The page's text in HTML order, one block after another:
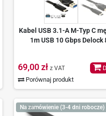
Kabel USB 3.1-A M-Typ C
1m USB 10 Gbps Delock
69,00 zł z VAT
Porównaj produkt
Na zamówienie (3-4 dni robocze)